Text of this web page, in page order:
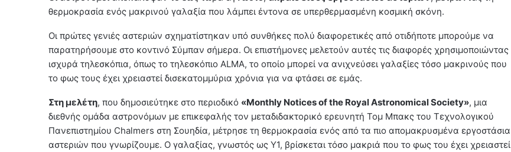
θερμοκρασία ενός μακρινού γαλαξία που λάμπει έντονα σε υπερθερμασμένη κοσμική σκόνη.
Οι πρώτες γενιές αστεριών σχηματίστηκαν υπό συνθήκες πολύ διαφορετικές από οτιδήποτε μπορούμε να
παρατηρήσουμε στο κοντινό Σύμπαν σήμερα. Οι επιστήμονες μελετούν αυτές τις διαφορές χρησιμοποιώντας
ισχυρά τηλεσκόπια, όπως το τηλεσκόπιο ALMA, το οποίο μπορεί να ανιχνεύσει γαλαξίες τόσο μακρινούς που
το φως τους έχει χρειαστεί δισεκατομμύρια χρόνια για να φτάσει σε εμάς.
Στη μελέτη, που δημοσιεύτηκε στο περιοδικό «Monthly Notices of the Royal Astronomical Society», μια
διεθνής ομάδα αστρονόμων με επικεφαλής τον μεταδιδακτορικό ερευνητή Τομ Μπακς του Τεχνολογικού
Πανεπιστημίου Chalmers στη Σουηδία, μέτρησε τη θερμοκρασία ενός από τα πιο απομακρυσμένα εργοστάσια
αστεριών που γνωρίζουμε. Ο γαλαξίας, γνωστός ως Y1, βρίσκεται τόσο μακριά που το φως του έχει χρειαστεί